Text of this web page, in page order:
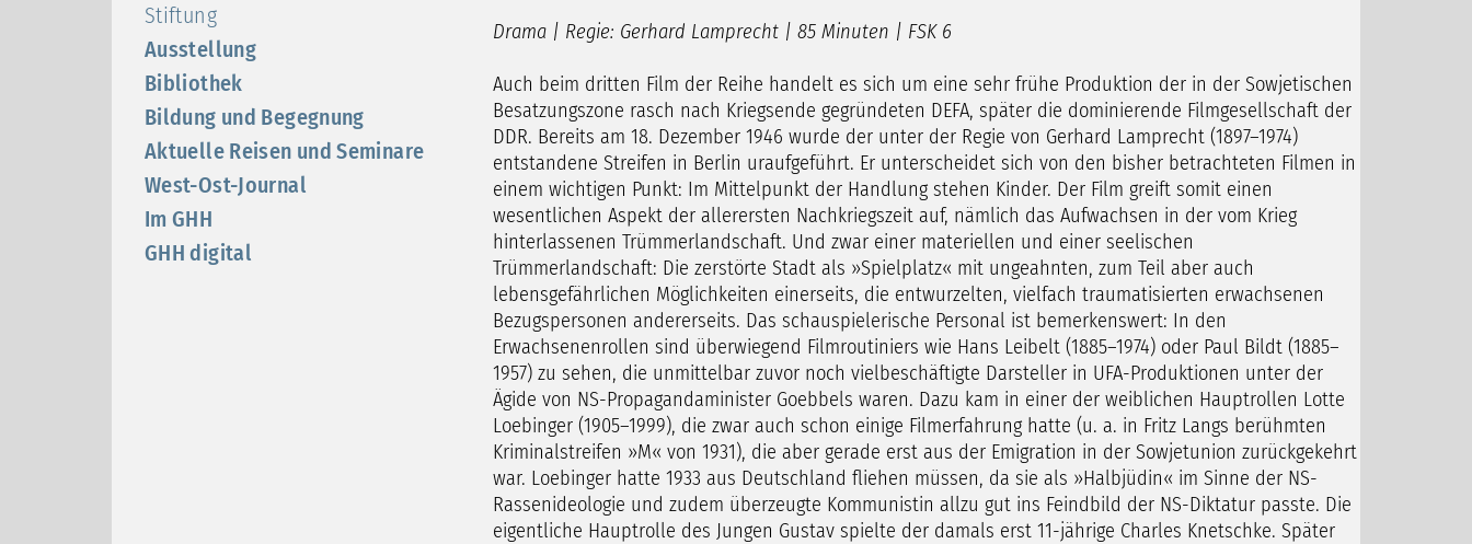
Stiftung
Ausstellung
Bibliothek
Bildung und Begegnung
Aktuelle Reisen und Seminare
West-Ost-Journal
Im GHH
GHH digital
Drama | Regie: Gerhard Lamprecht | 85 Minuten | FSK 6
Auch beim dritten Film der Reihe handelt es sich um eine sehr frühe Produktion der in der Sowjetischen
Besatzungszone rasch nach Kriegsende gegründeten DEFA, später die dominierende Filmgesellschaft der
DDR. Bereits am 18. Dezember 1946 wurde der unter der Regie von Gerhard Lamprecht (1897–1974)
entstandene Streifen in Berlin uraufgeführt. Er unterscheidet sich von den bisher betrachteten Filmen in
einem wichtigen Punkt: Im Mittelpunkt der Handlung stehen Kinder. Der Film greift somit einen
wesentlichen Aspekt der allerersten Nachkriegszeit auf, nämlich das Aufwachsen in der vom Krieg
hinterlassenen Trümmerlandschaft. Und zwar einer materiellen und einer seelischen
Trümmerlandschaft: Die zerstörte Stadt als »Spielplatz« mit ungeahnten, zum Teil aber auch
lebensgefährlichen Möglichkeiten einerseits, die entwurzelten, vielfach traumatisierten erwachsenen
Bezugspersonen andererseits. Das schauspielerische Personal ist bemerkenswert: In den
Erwachsenenrollen sind überwiegend Filmroutiniers wie Hans Leibelt (1885–1974) oder Paul Bildt (1885–
1957) zu sehen, die unmittelbar zuvor noch vielbeschäftigte Darsteller in UFA-Produktionen unter der
Ägide von NS-Propagandaminister Goebbels waren. Dazu kam in einer der weiblichen Hauptrollen Lotte
Loebinger (1905–1999), die zwar auch schon einige Filmerfahrung hatte (u. a. in Fritz Langs berühmten
Kriminalstreifen »M« von 1931), die aber gerade erst aus der Emigration in der Sowjetunion zurückgekehrt
war. Loebinger hatte 1933 aus Deutschland fliehen müssen, da sie als »Halbjüdin« im Sinne der NS-
Rassenideologie und zudem überzeugte Kommunistin allzu gut ins Feindbild der NS-Diktatur passte. Die
eigentliche Hauptrolle des Jungen Gustav spielte der damals erst 11-jährige Charles Knetschke. Später